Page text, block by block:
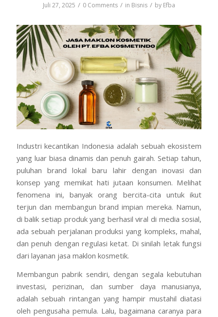
Juli 27, 2025 / 0 Comments / in Bisnis / by Efba
Industri kecantikan Indonesia adalah sebuah ekosistem
yang luar biasa dinamis dan penuh gairah. Setiap tahun,
puluhan brand lokal baru lahir dengan inovasi dan
konsep yang memikat hati jutaan konsumen. Melihat
fenomena ini, banyak orang bercita-cita untuk ikut
terjun dan membangun brand impian mereka. Namun,
di balik setiap produk yang berhasil viral di media sosial,
ada sebuah perjalanan produksi yang kompleks, mahal,
dan penuh dengan regulasi ketat. Di sinilah letak fungsi
dari layanan jasa maklon kosmetik.
Membangun pabrik sendiri, dengan segala kebutuhan
investasi, perizinan, dan sumber daya manusianya,
adalah sebuah rintangan yang hampir mustahil diatasi
oleh pengusaha pemula. Lalu, bagaimana caranya para